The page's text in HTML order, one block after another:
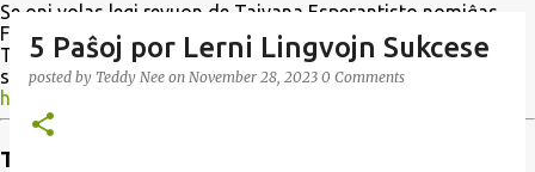
Se oni volas legi revuon de Tajvana Esperantisto nomiĝas
Formoza Folio, jen sed la retejo ne estas oficiala retejo de
Tajvana Esperantisto. Kaj se oni volus kontribui, bonvolu
sendi mesaĝon al mi. Ni ĉiam bezonas artikolojn.
https://www.bitarkivo.org/gazetoj/formozafolio
Trovu instruiston
5 Paŝoj por Lerni Lingvojn Sukcese
posted by Teddy Nee on November 28, 2023 0 Comments